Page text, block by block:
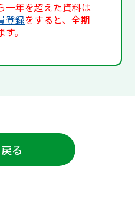
一年を超えた資料は
登録をすると、全期
。
戻る